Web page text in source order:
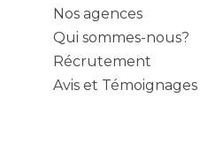
Nos agences
Qui sommes-nous?
Récrutement
Avis et Témoignages